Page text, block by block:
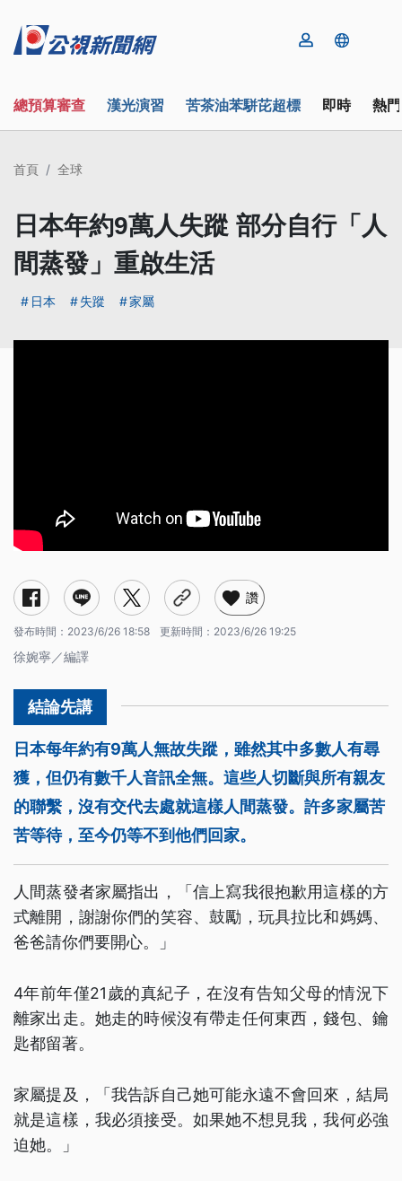
總預算審查 漢光演習 苦茶油苯駢芘超標 即時 熱
首頁 全球
日本年約9萬人失蹤 部分自行「人
間蒸發」重啟生活
日本 失蹤 家屬
讚
發布時間： 2023/6/26 18:58 更新時間： 2023/6/26 19:25
徐婉寧／編譯
日本每年約有9萬人無故失蹤，雖然其中多數人有尋
獲，但仍有數千人音訊全無。這些人切斷與所有親友
的聯繫，沒有交代去處就這樣人間蒸發。許多家屬苦
苦等待，至今仍等不到他們回家。
人間蒸發者家屬指出，「信上寫我很抱歉用這樣的方
式離開，謝謝你們的笑容、鼓勵，玩具拉比和媽媽、
爸爸請你們要開心。」
4年前年僅21歲的真紀子，在沒有告知父母的情況下
離家出走。她走的時候沒有帶走任何東西，錢包、鑰
匙都留著。
家屬提及，「我告訴自己她可能永遠不會回來，結局
就是這樣，我必須接受。如果她不想見我，我何必強
迫她。」